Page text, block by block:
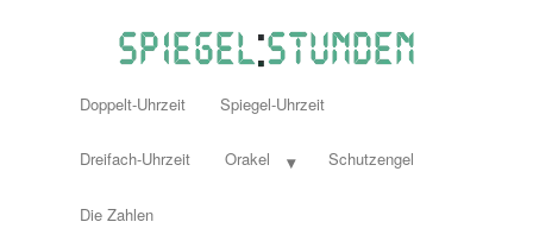
Doppelt-Uhrzeit Spiegel-Uhrzeit
Dreifach-Uhrzeit Orakel Schutzengel
Die Zahlen